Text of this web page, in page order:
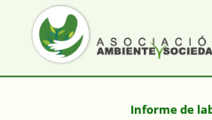
Informe de